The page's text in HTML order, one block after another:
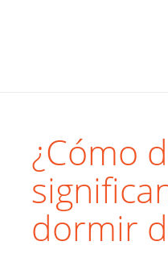
¿Cómo
dormir